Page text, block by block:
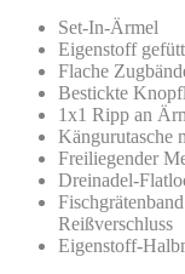
Set-In-Ärmel
Eigenstoff
Flache
Bestickte
1x1 Ripp an
Kängurutasche
Freiliegender
Dreinadel-
Reißverschluss
Eigenstoff-